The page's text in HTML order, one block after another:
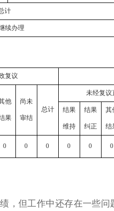
计
续办理
复议
他
果
尚未
审结
总计
未经复议
结果
维持
结果
纠正
其
结
0 0 0 0 0 0
但工作中还存在一些问